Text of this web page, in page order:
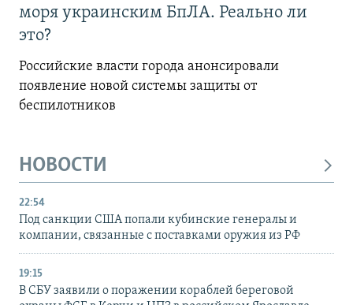
моря украинским БпЛА. Реально ли
это?
Российские власти города анонсировали
появление новой системы защиты от
беспилотников
НОВОСТИ
22:54
Под санкции США попали кубинские генералы и
компании, связанные с поставками оружия из РФ
19:15
В СБУ заявили о поражении кораблей береговой